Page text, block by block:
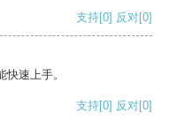
支持[0] 反对[0]
速上手。
支持[0] 反对[0]